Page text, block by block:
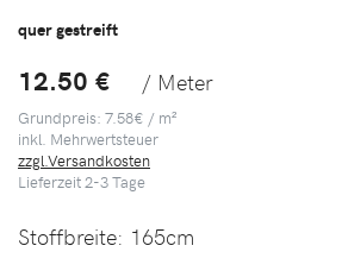
quer gestreift
12.50 € / Meter
Grundpreis: 7.58€ / m²
inkl. Mehrwertsteuer
zzgl.Versandkosten
Lieferzeit 2-3Tage
Stoffbreite: 165cm